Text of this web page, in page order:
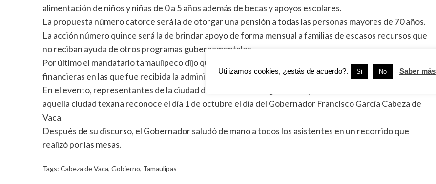
alimentación de niños y niñas de 0 a 5 años además de becas y apoyos escolares.
La propuesta número catorce será la de otorgar una pensión a todas las personas mayores de 70 años.
La acción número quince será la de brindar apoyo de forma mensual a familias de escasos recursos que
no reciban ayuda de otros programas gubernamentales.
Por último el mandatario tamaulipeco dijo que ordenará un plan de austeridad ante las condiciones
financieras en las que fue recibida la administración estatal.
En el evento, representantes de la ciudad de Houston entregaron una proclamación mediante el cual
aquella ciudad texana reconoce el día 1 de octubre el día del Gobernador Francisco García Cabeza de
Vaca.
Después de su discurso, el Gobernador saludó de mano a todos los asistentes en un recorrido que
realizó por las mesas.
Tags: Cabeza de Vaca, Gobierno, Tamaulipas
Utilizamos cookies, ¿estás de acuerdo?. Si No Saber más